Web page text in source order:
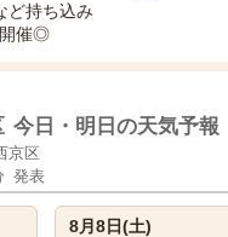
ど持ち込み
開催◎
今日・明日の天気予報
京区
発表
8月8日(土)